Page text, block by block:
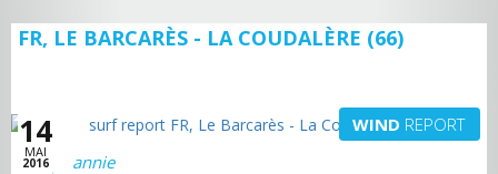
FR, LE BARCARÈS - LA COUDALÈRE (66)
14
MAI
2016
WIND REPORT
annie